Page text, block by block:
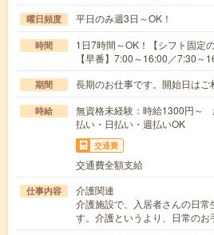
曜日頻度 平日のみ週3日～OK！
時間
1日7時間～OK！【シフト固定
【早番】7:00～16:00／7:30～
期間 長期のお仕事です。開始日は
時給
無資格未経験：時給1300円
払い・日払い・週払いOK
交通費
交通費全額支給
仕事内容
介護関連
介護施設で、入居者さんの日
す。介護というより、日常の